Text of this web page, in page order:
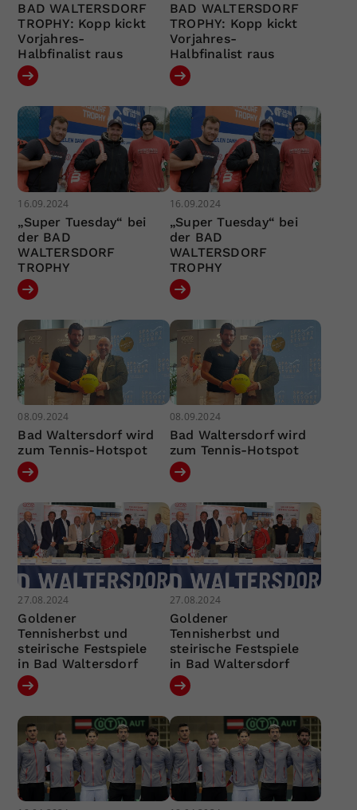
BAD WALTERSDORF
TROPHY: Kopp kickt
Vorjahres-
Halbfinalist raus
BAD WALTERSDORF
TROPHY: Kopp kickt
Vorjahres-
Halbfinalist raus
16.09.2024
„Super Tuesday“ bei
der BAD
WALTERSDORF
TROPHY
16.09.2024
„Super Tuesday“ bei
der BAD
WALTERSDORF
TROPHY
08.09.2024
Bad Waltersdorf wird
zum Tennis-Hotspot
08.09.2024
Bad Waltersdorf wird
zum Tennis-Hotspot
27.08.2024
Goldener
Tennisherbst und
steirische Festspiele
in Bad Waltersdorf
27.08.2024
Goldener
Tennisherbst und
steirische Festspiele
in Bad Waltersdorf